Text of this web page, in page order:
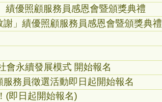
績優照顧服務員感恩會暨頒獎典禮
」績優照顧服務員感恩會暨頒獎典禮
會永續發展模式 開始報名
務員徵選活動即日起開始報名
(即日起開始報名)